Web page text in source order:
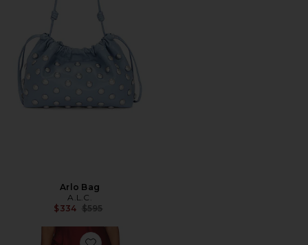
Arlo Bag
A.L.C.
$334 Previous price:
$595